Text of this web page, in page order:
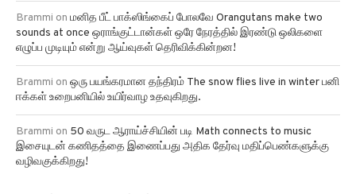
மனித பீட் பாக்ஸிங்கைப் போலவே Orangutans make two
sounds at once ஒராங்குட்டான்கள் ஒரே நேரத்தில் இரண்டு ஒலிகளை
எழுப்ப முடியும் என்று ஆய்வுகள் தெரிவிக்கின்றன!
ஒரு பயங்கரமான தந்திரம் The snow flies live in winter பனி
ஈக்கள் உறைபனியில் உயிர்வாழ உதவுகிறது.
50 வருட ஆராய்ச்சியின் படி Math connects to music
இசையுடன் கணிதத்தை இணைப்பது அதிக தேர்வு மதிப்பெண்களுக்கு
வழிவகுக்கிறது!